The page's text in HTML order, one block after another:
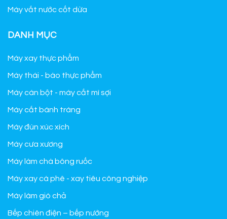
Máy vắt nước cốt dừa
DANH MỤC
Máy xay thực phẩm
Máy thái - bào thực phẩm
Máy cán bột - máy cắt mì sợi
Máy cắt bánh tráng
Máy đùn xúc xích
Máy cưa xương
Máy làm chà bông ruốc
Máy xay cà phê - xay tiêu công nghiệp
Máy làm giò chả
Bếp chiên điện – bếp nướng